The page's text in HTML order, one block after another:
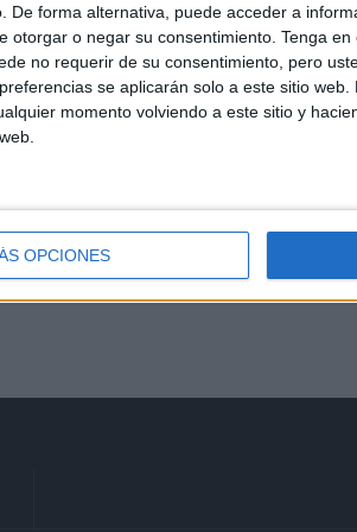
De forma alternativa, puede acceder a
otorgar o negar su consentimiento. Tenga en
no requerir de su consentimiento, pero
se aplicarán solo a este sitio
momento volviendo a este sitio y
OPCIONES
El entorno de
Policía en
por cientos de
marroquíes
HACE 1 HORA
otros 2